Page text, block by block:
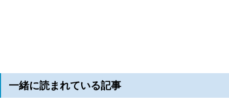
一緒に読まれている記事